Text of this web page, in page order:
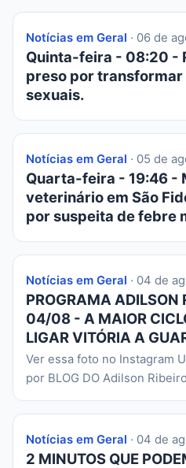
Notícias em Geral · 06 de
Quinta-feira - 08:20 -
preso por
sexuais.
Notícias em Geral · 05 de
Quarta-feira - 19:46 -
veterinário em São
por suspeita de febre
Notícias em Geral · 04 de
PROGRAMA ADILSON
04/08 - A MAIOR
LIGAR VITÓRIA A
Ver essa foto no Instagram
por BLOG DO Adilson
Notícias em Geral · 04 de
2 MINUTOS QUE